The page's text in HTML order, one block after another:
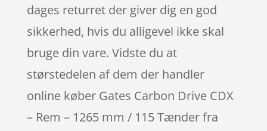
dages returret der giver dig en god
sikkerhed, hvis du alligevel ikke skal
bruge din vare. Vidste du at
størstedelen af dem der handler
online køber Gates Carbon Drive CDX
– Rem – 1265 mm / 115 Tænder fra